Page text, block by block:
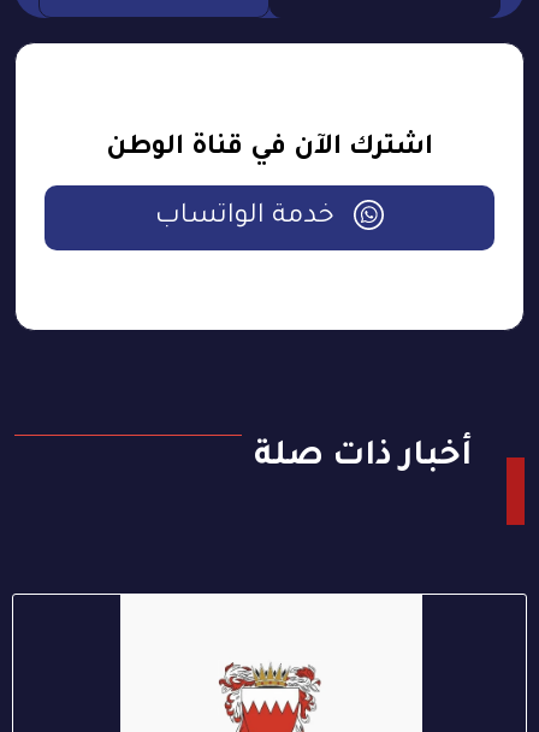
اشترك الآن في قناة الوطن
خدمة الواتساب
أخبار ذات صلة